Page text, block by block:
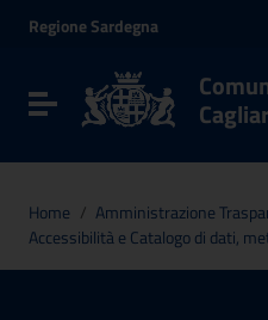
Vai al menu di navigazione
RegioneSardegna
Toggle navigation
Home / Amministrazione
Accessibilità e Catalogo di dati,